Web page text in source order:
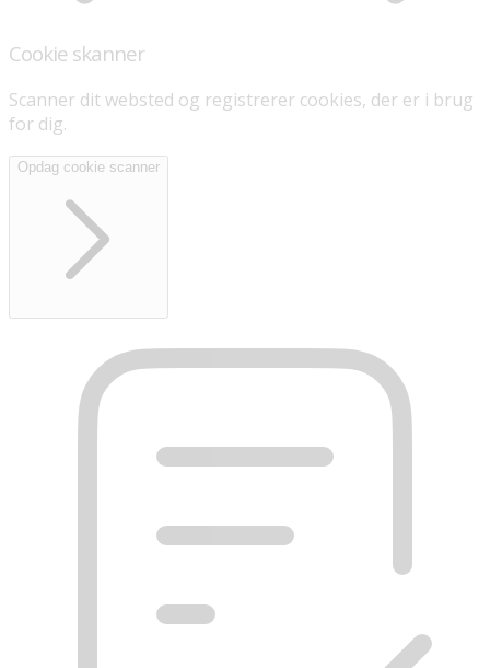
Cookie skanner
Scanner dit websted og registrerer cookies, der er i brug
for dig.
Opdag cookie scanner